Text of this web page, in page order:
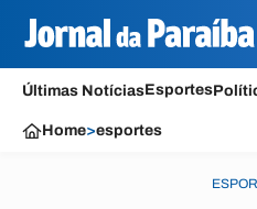
Últimas NotíciasEsportes
Home>esportes